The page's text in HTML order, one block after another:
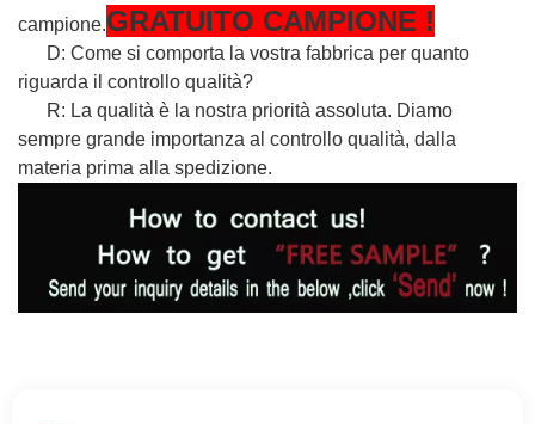
campione.GRATUITO CAMPIONE !
D: Come si comporta la vostra fabbrica per quanto
riguarda il controllo qualità?
R: La qualità è la nostra priorità assoluta. Diamo
sempre grande importanza al controllo qualità, dalla
materia prima alla spedizione.